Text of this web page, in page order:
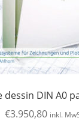
dessin DIN A0
€3.950,80 inkl.